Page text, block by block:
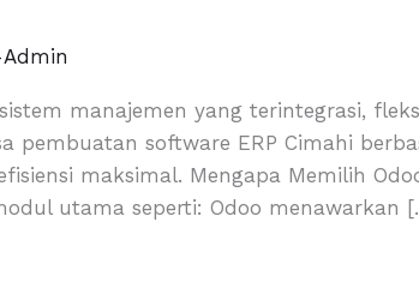
manajemen yang terintegrasi,
pembuatan software ERP Cimahi
maksimal. Mengapa Memilih
utama seperti: Odoo menawarkan